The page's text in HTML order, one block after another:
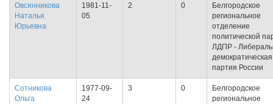
Овсянникова
Наталья
Юрьевна
1981-11-
05
2 0
Белгородское
региональное
отделение
политической
ЛДПР -
демократическая
партия России
Сотникова
Ольга
1977-09-
24
3 0
Белгородское
региональное